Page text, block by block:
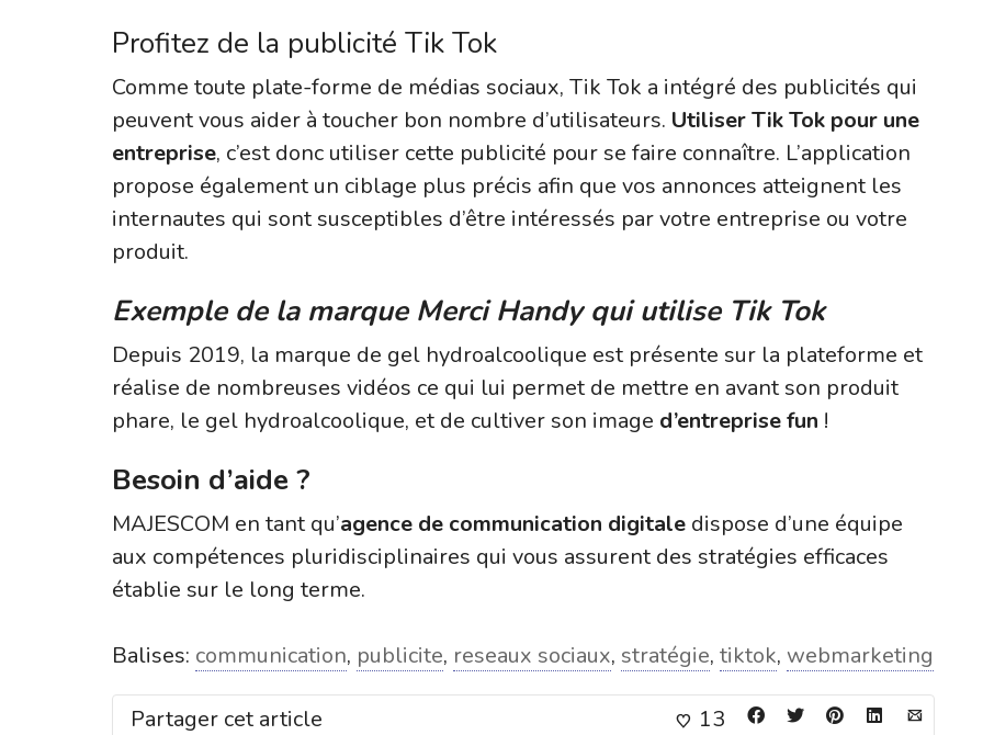
Profitez de la publicité Tik Tok
Comme toute plate-forme de médias sociaux, Tik Tok a intégré des publicités qui
peuvent vous aider à toucher bon nombre d’utilisateurs. Utiliser Tik Tok pour une
entreprise, c’est donc utiliser cette publicité pour se faire connaître. L’application
propose également un ciblage plus précis afin que vos annonces atteignent les
internautes qui sont susceptibles d’être intéressés par votre entreprise ou votre
produit.
Exemple de la marque Merci Handy qui utilise Tik Tok
Depuis 2019, la marque de gel hydroalcoolique est présente sur la plateforme et
réalise de nombreuses vidéos ce qui lui permet de mettre en avant son produit
phare, le gel hydroalcoolique, et de cultiver son image d’entreprise fun !
Besoin d’aide ?
MAJESCOM en tant qu’agence de communication digitale dispose d’une équipe
aux compétences pluridisciplinaires qui vous assurent des stratégies efficaces
établie sur le long terme.
Balises: communication, publicite, reseaux sociaux, stratégie, tiktok, webmarketing
Partager cet article 13